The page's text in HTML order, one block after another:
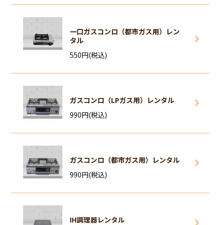
一口ガスコンロ（都市ガス用）レン
タル
550円(税込)
ガスコンロ（LPガス用）レンタル
990円(税込)
ガスコンロ（都市ガス用）レンタル
990円(税込)
IH調理器レンタル